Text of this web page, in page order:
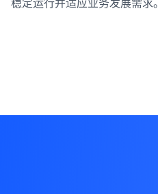
稳定运行并适应业务发展需求。